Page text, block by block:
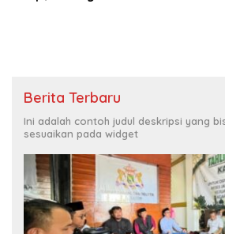
Berita Terbaru
Ini adalah contoh judul deskripsi yang
sesuaikan pada widget